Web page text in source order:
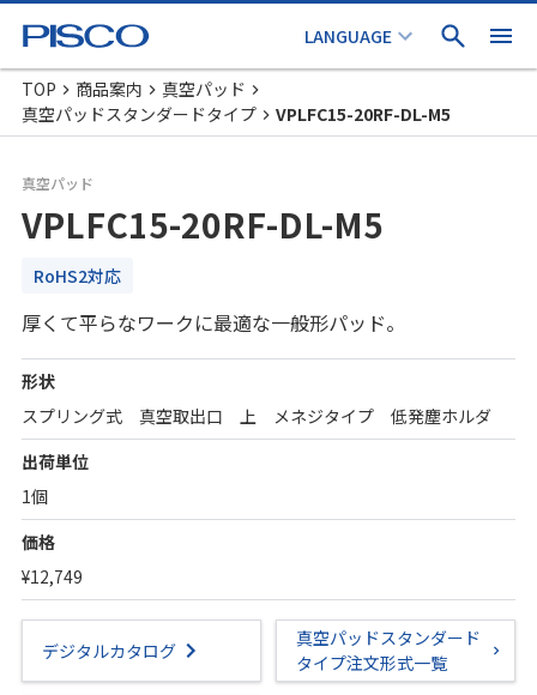
TOP 商品案内
真空パッド
真空パッドスタンダードタイプ
VPLFC15-20RF-DL-M5
真空パッド
VPLFC15-20RF-DL-M5
RoHS2対応
厚くて平らなワークに最適な一般形パッド。
形状
スプリング式 真空取出口 上 メネジタイプ 低発塵ホルダ
出荷単位
1個
価格
¥12,749
デジタルカタログ
真空パッドスタンダード
タイプ注文形式一覧